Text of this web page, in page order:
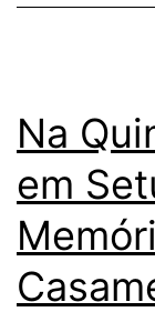
Na
em